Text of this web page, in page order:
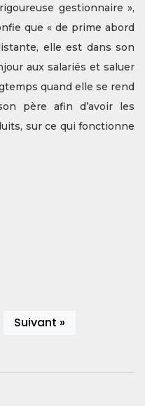
gestionnaire »,
que « de prime abord
elle est dans son
aux salariés et saluer
quand elle se rend
père afin d’avoir les
sur ce qui fonctionne
Suivant »